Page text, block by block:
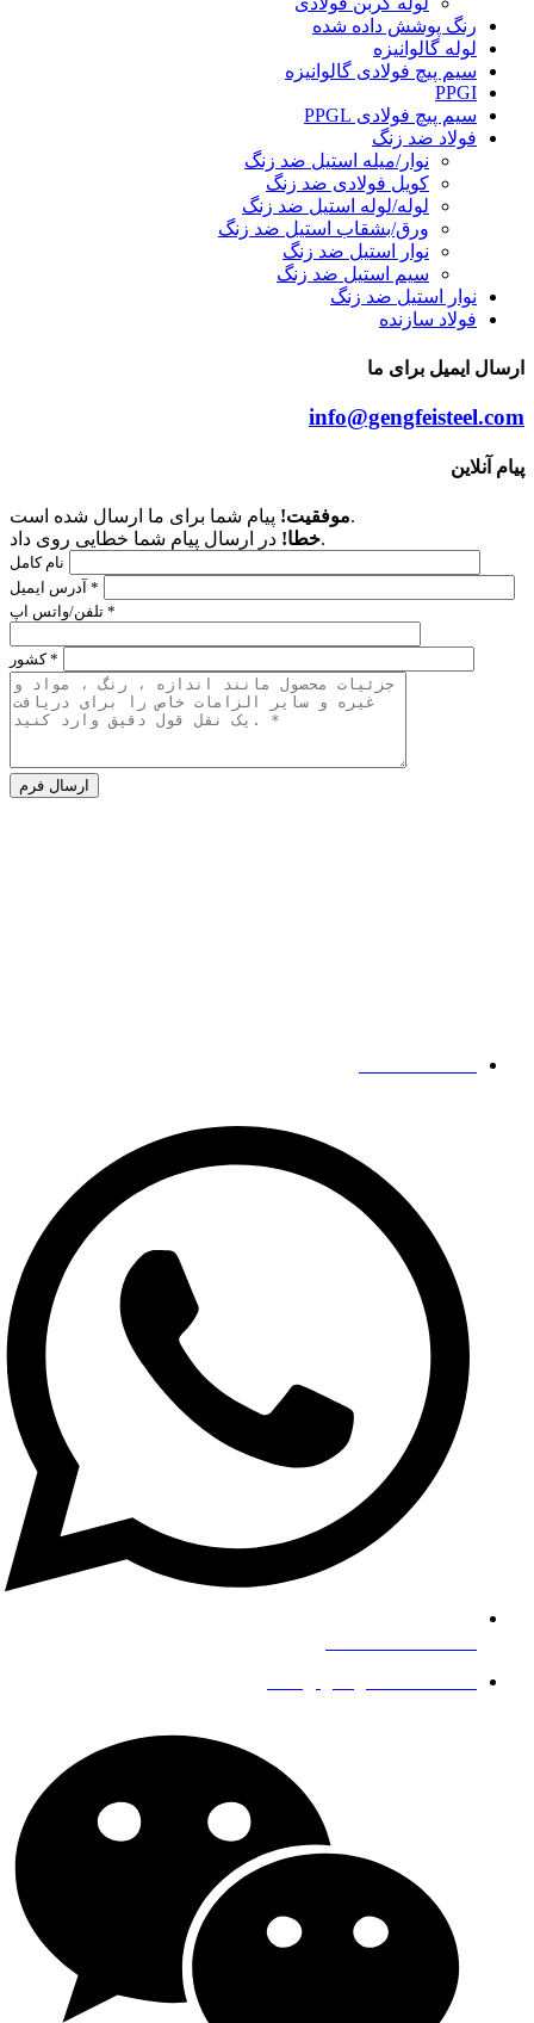
رنگ پوشش داده شده
لوله گالوانیزه
سیم پیچ فولادی گالوانیزه
PPGI
سیم پیچ فولادی PPGL
فولاد ضد زنگ
نوار/میله استیل ضد زنگ
کویل فولادی ضد زنگ
لوله/لوله استیل ضد زنگ
ورق/بشقاب استیل ضد زنگ
نوار استیل ضد زنگ
سیم استیل ضد زنگ
نوار استیل ضد زنگ
فولاد سازنده
ارسال ایمیل برای ما
info@gengfeisteel.com
پیام آنلاین
موفقیت!پیام شما برای ما ارسال شده است.
خطا!در ارسال پیام شما خطایی روی داد.
نام کامل
آدرس ایمیل *
تلفن/واتس اپ *
کشور *